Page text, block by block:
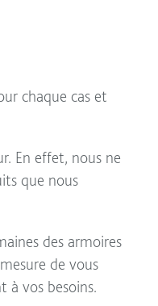
chaque cas et
En effet, nous ne
que nous
des armoires
de vous
à vos besoins.